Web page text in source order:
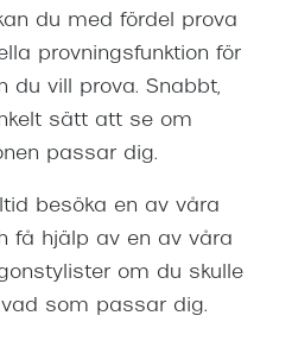
du med fördel prova
provningsfunktion för
du vill prova. Snabbt,
sätt att se om
passar dig.
besöka en av våra
få hjälp av en av våra
om du skulle
som passar dig.